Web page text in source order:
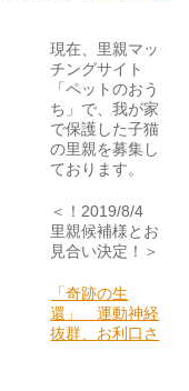
現在、里親マッ
チングサイト
「ペットのおう
ち」で、我が家
で保護した子猫
の里親を募集し
ております。
＜！2019/8/4
里親候補様とお
見合い決定！＞
「奇跡の生
還」 運動神経
抜群、お利口さ